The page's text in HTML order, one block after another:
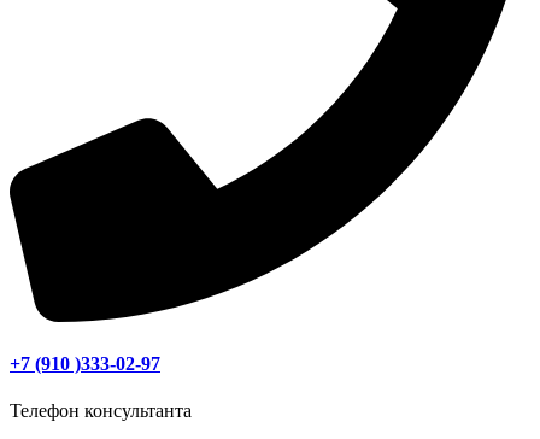
+7 (910 )333-02-97
Телефон консультанта